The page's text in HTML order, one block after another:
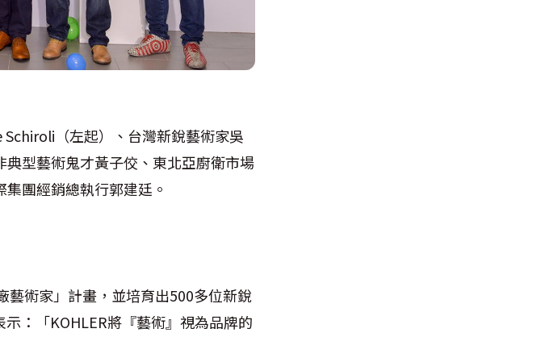
（左起）、台灣新銳藝術家吳
型藝術鬼才黃子佼、東北亞廚衛市場
團經銷總執行郭建廷。
藝術家」計畫，並培育出500多位新銳
：「KOHLER將『藝術』視為品牌的